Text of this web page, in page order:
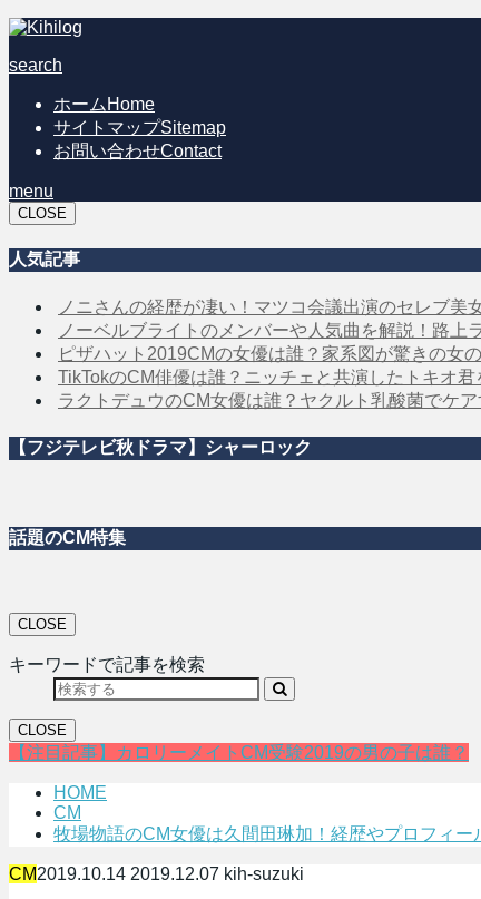
search
ホーム Home
サイトマップSitemap
お問い合わせContact
menu
CLOSE
人気記事
ノニさんの経歴が凄い！マツコ会議出演のセレブ美
ノーベルブライトのメンバーや人気曲を解説！路上
ピザハット2019CMの女優は誰？家系図が驚きの女
TikTokのCM俳優は誰？ニッチェと共演したトキオ君
ラクトデュウのCM女優は誰？ヤクルト乳酸菌でケア
【フジテレビ秋ドラマ】シャーロック
話題のCM特集
CLOSE
キーワードで記事を検索
CLOSE
【注目記事】カロリーメイトCM受験2019の男の子は誰？
HOME
CM
牧場物語のCM女優は久間田琳加！経歴やプロフィー
CM2019.10.14 2019.12.07 kih-suzuki